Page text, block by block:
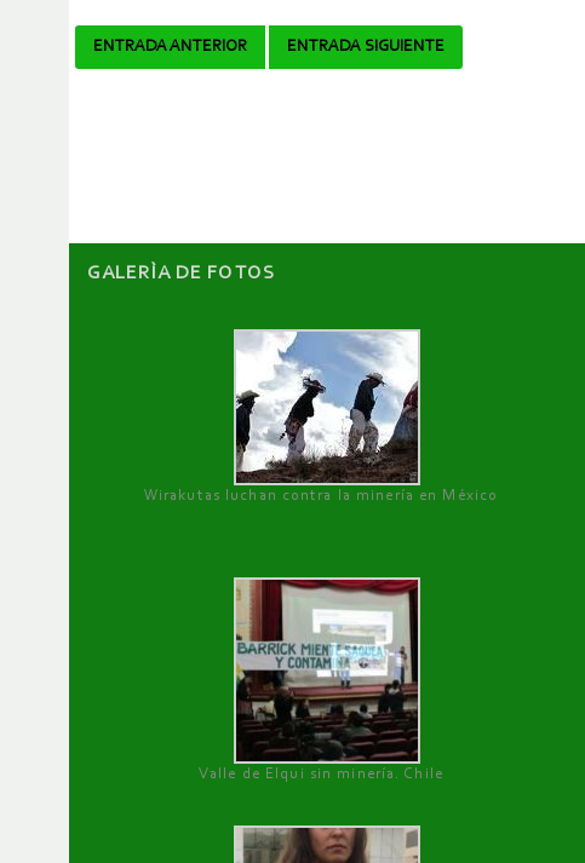
Navegador
ENTRADA ANTERIOR ENTRADA SIGUIENTE
GALERÌA DE FOTOS
Wirakutas luchan contra la minería en México
Valle de Elqui sin minería. Chile